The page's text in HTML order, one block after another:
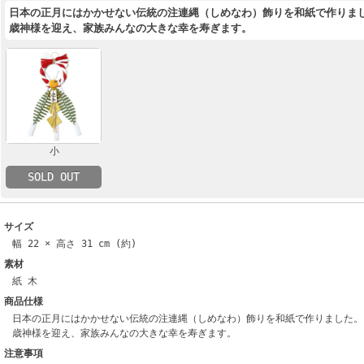
日本の正月にはかかせない伝統の注連縄（しめなわ）飾りを和紙で作りま
歳神様を迎え、家族みんなの大きな幸を寿ぎます。
小
SOLD OUT
サイズ
幅 22 × 高さ 31 cm (約)
素材
紙 木
商品仕様
日本の正月にはかかせない伝統の注連縄（しめなわ）飾りを和紙で作りました。
歳神様を迎え、家族みんなの大きな幸を寿ぎます。
注意事項